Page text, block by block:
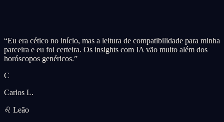
“Eu era cético no início, mas a leitura de compatibilidade para minha
parceira e eu foi certeira. Os insights com IA vão muito além dos
horóscopos genéricos.”
C
Carlos L.
♌ Leão